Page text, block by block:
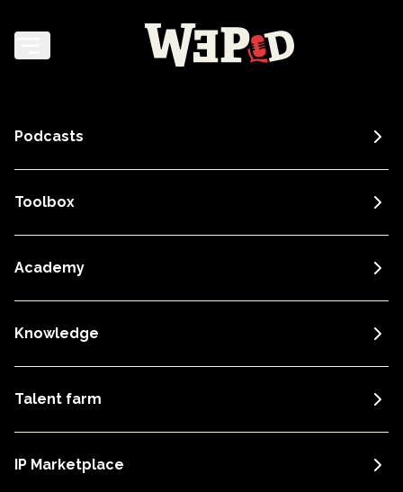
Podcasts
Toolbox
Academy
Knowledge
Talent farm
IP Marketplace